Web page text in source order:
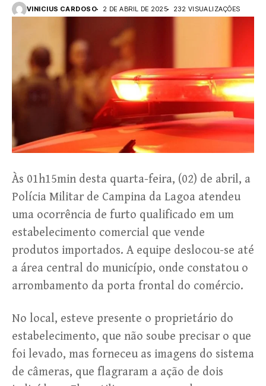
VINICIUS CARDOSO 2 DE ABRIL DE 2025 232 VISUALIZAÇÕES
Às 01h15min desta quarta-feira, (02) de abril, a
Polícia Militar de Campina da Lagoa atendeu
uma ocorrência de furto qualificado em um
estabelecimento comercial que vende
produtos importados. A equipe deslocou-se até
a área central do município, onde constatou o
arrombamento da porta frontal do comércio.
No local, esteve presente o proprietário do
estabelecimento, que não soube precisar o que
foi levado, mas forneceu as imagens do sistema
de câmeras, que flagraram a ação de dois